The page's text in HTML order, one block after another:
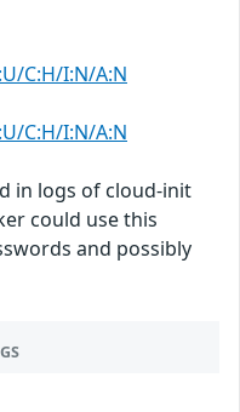
C:H/I:N/A:N
C:H/I:N/A:N
in logs of cloud-init
could use this
and possibly